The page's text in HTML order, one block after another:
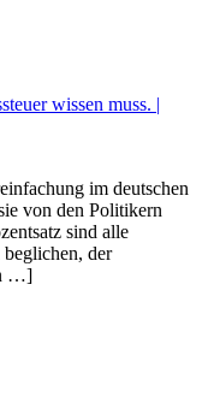
wissen muss. |
im deutschen
von den Politikern
sind alle
beglichen, der
…]